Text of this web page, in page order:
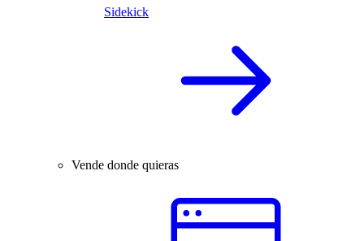
Sidekick
Vende donde quieras